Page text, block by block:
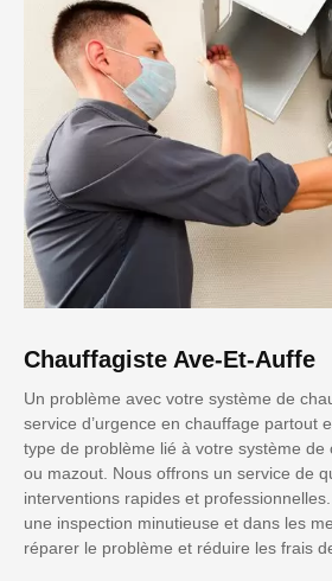
Chauffagiste Ave-Et-Auffe
Un problème avec votre système de
service d’urgence en chauffage partout
type de problème lié à votre système
ou mazout. Nous offrons un service de
interventions rapides et
une inspection minutieuse et dans les
réparer le problème et réduire les frais